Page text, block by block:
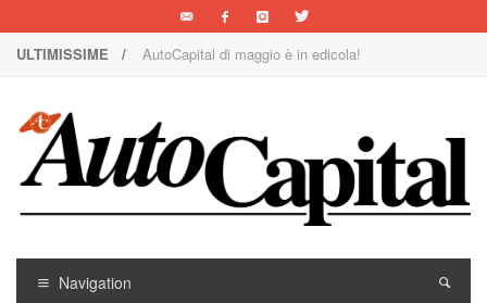
ULTIMISSIME / AutoCapital di maggio è in edicola!
1000 Miglia: un team rosa sulla rossa
Il Concorso Villa d’Este è ai nastri di partenza
I SUV Premium Omoda & Jaecoo
Navigation